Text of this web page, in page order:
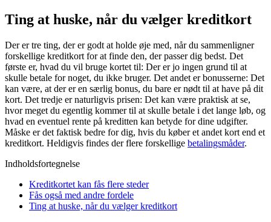
Ting at huske, når du vælger kreditkort
Der er tre ting, der er godt at holde øje med, når du sammenligner
forskellige kreditkort for at finde den, der passer dig bedst. Det
første er, hvad du vil bruge kortet til: Der er jo ingen grund til at
skulle betale for noget, du ikke bruger. Det andet er bonusserne: Det
kan være, at der er en særlig bonus, du bare er nødt til at have på dit
kort. Det tredje er naturligvis prisen: Det kan være praktisk at se,
hvor meget du egentlig kommer til at skulle betale i det lange løb, og
hvad en eventuel rente på kreditten kan betyde for dine udgifter.
Måske er det faktisk bedre for dig, hvis du køber et andet kort end et
kreditkort. Heldigvis findes der flere forskellige betalingsmåder.
Indholdsfortegnelse
Kreditkortet kan fås flere steder
Fås også med andre fordele
Ting at huske, når du vælger kreditkort